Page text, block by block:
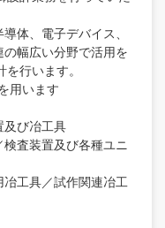
体、電子デバイス、
幅広い分野で活用を
行います。
用います
及び冶工具
査装置及び各種ユニ
工具／試作関連冶工